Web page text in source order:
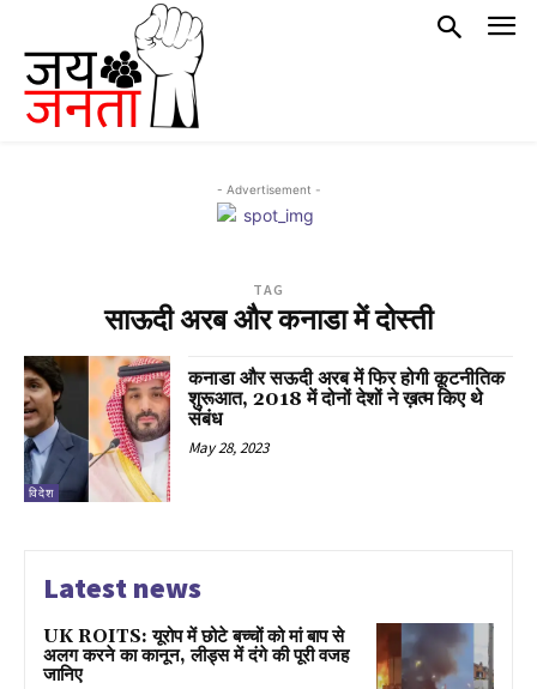
- Advertisement -
TAG
साऊदी अरब और कनाडा में दोस्ती
विदेश
कनाडा और सऊदी अरब में फिर होगी कूटनीतिक
शुरूआत, 2018 में दोनों देशों ने ख़त्म किए थे
संबंध
May 28, 2023
Latest news
UK ROITS: यूरोप में छोटे बच्चों को मां बाप से
अलग करने का कानून, लीड्स में दंगे की पूरी वजह
जानिए